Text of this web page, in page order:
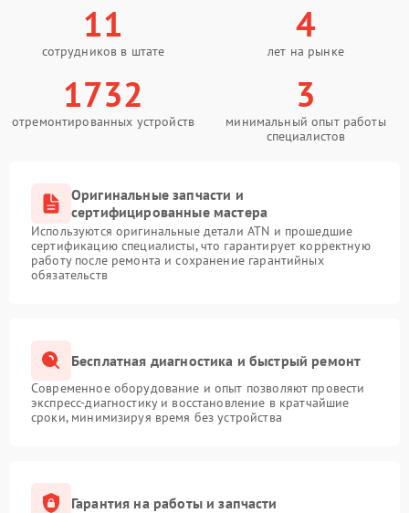
11
сотрудников в штате
4
лет на рынке
1732
отремонтированных устройств
3
минимальный опыт работы
специалистов
Оригинальные запчасти и
сертифицированные мастера
Используются оригинальные детали ATN и прошедшие
сертификацию специалисты, что гарантирует корректную
работу после ремонта и сохранение гарантийных
обязательств
Бесплатная диагностика и быстрый ремонт
Современное оборудование и опыт позволяют провести
экспресс-диагностику и восстановление в кратчайшие
сроки, минимизируя время без устройства
Гарантия на работы и запчасти